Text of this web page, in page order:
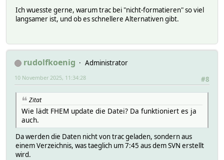
Ich wuesste gerne, warum trac bei "nicht-formatieren" so viel
langsamer ist, und ob es schnellere Alternativen gibt.
rudolfkoenig
Administrator
#8
10 November 2025, 11:34:28
Zitat
Wie lädt FHEM update die Datei? Da funktioniert es ja
auch.
Da werden die Daten nicht von trac geladen, sondern aus
einem Verzeichnis, was taeglich um 7:45 aus dem SVN erstellt
wird.